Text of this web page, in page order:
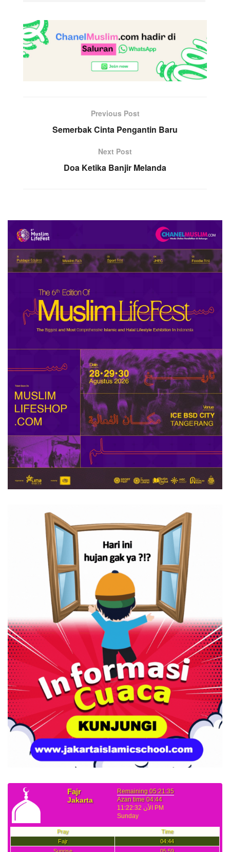
Previous Post
Semerbak Cinta Pengantin Baru
Next Post
Doa Ketika Banjir Melanda